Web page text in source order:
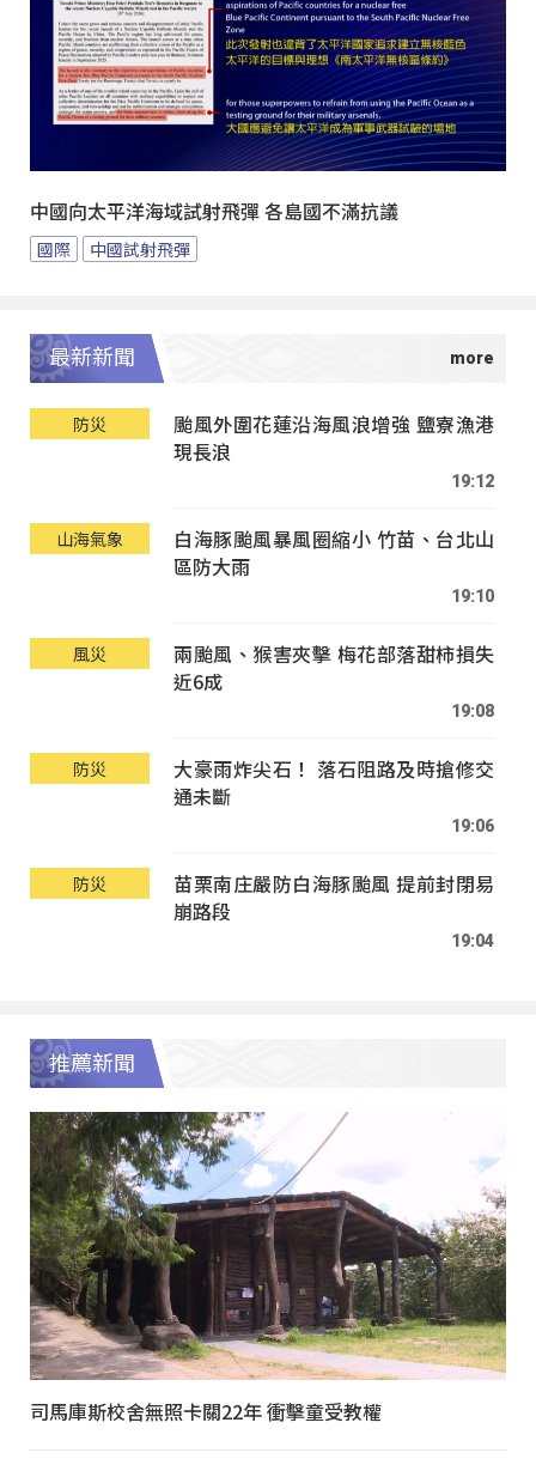
中國向太平洋海域試射飛彈 各島國不滿抗議
國際 中國試射飛彈
最新新聞
防災
颱風外圍花蓮沿海風浪增強 鹽寮漁港
現長浪
19:12
山海氣象
白海豚颱風暴風圈縮小 竹苗、台北山
區防大雨
19:10
風災
兩颱風、猴害夾擊 梅花部落甜柿損失
近6成
19:08
防災
大豪雨炸尖石！ 落石阻路及時搶修交
通未斷
19:06
防災
苗栗南庄嚴防白海豚颱風 提前封閉易
崩路段
19:04
推薦新聞
司馬庫斯校舍無照卡關22年 衝擊童受教權